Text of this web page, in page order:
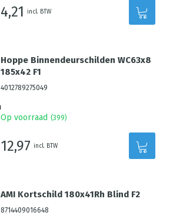
4,21 incl. BTW
Hoppe Binnendeurschilden WC63x8
185x42 F1
4012789275049
Op voorraad (399)
12,97 incl. BTW
AMI Kortschild 180x41Rh Blind F2
8714409016648